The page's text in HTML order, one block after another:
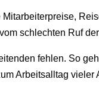
schlechten Ruf
fehlen. So
Arbeitsalltag